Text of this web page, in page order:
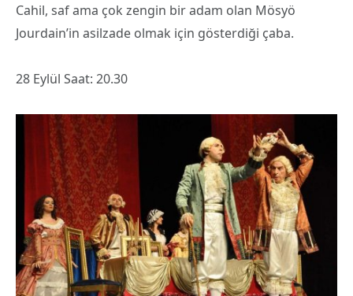
Cahil, saf ama çok zengin bir adam olan Mösyö
Jourdain’in asilzade olmak için gösterdiği çaba.
28 Eylül Saat: 20.30